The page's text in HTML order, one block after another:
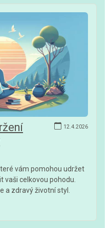
12.4.2026
vám pomohou udržet
vaši celkovou pohodu.
a zdravý životní styl.